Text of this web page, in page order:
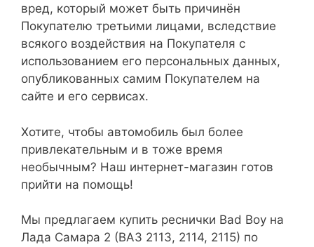
вред, который может быть причинён
Покупателю третьими лицами, вследствие
всякого воздействия на Покупателя с
использованием его персональных данных,
опубликованных самим Покупателем на
сайте и его сервисах.
Хотите, чтобы автомобиль был более
привлекательным и в тоже время
необычным? Наш интернет-магазин готов
прийти на помощь!
Мы предлагаем купить реснички Bad Boy на
Лада Самара 2 (ВАЗ 2113, 2114, 2115) по